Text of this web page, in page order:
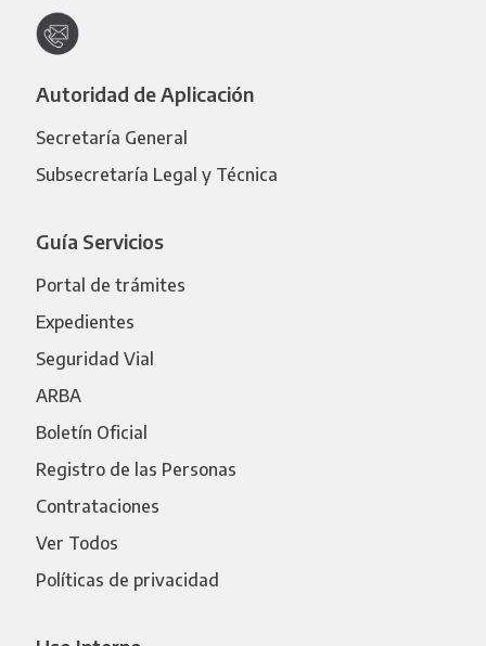
Autoridad de Aplicación
Secretaría General
Subsecretaría Legal y Técnica
Guía Servicios
Portal de trámites
Expedientes
Seguridad Vial
ARBA
Boletín Oficial
Registro de las Personas
Contrataciones
Ver Todos
Políticas de privacidad